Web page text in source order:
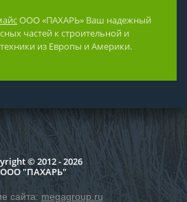
ООО «ПАХАРЬ» Ваш надежный
частей к строительной и
из Европы и Америки.
© 2012 - 2026
ООО "ПАХАРЬ"
сайта: megagroup.ru